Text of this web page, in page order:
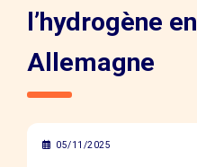
l’hydrogène
Allemagne
05/11/2025